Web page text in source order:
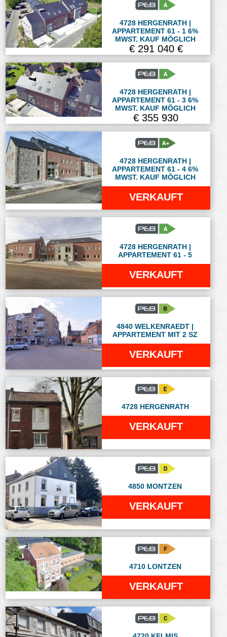
4728 HERGENRATH |
APPARTEMENT 61 - 1 6%
MWST. KAUF MÖGLICH
€ 291 040 €
4728 HERGENRATH |
APPARTEMENT 61 - 3 6%
MWST. KAUF MÖGLICH
€ 355 930
4728 HERGENRATH |
APPARTEMENT 61 - 4 6%
MWST. KAUF MÖGLICH
VERKAUFT
4728 HERGENRATH |
APPARTEMENT 61 - 5
VERKAUFT
4840 WELKENRAEDT |
APPARTEMENT MIT 2 SZ
VERKAUFT
4728 HERGENRATH
VERKAUFT
4850 MONTZEN
VERKAUFT
4710 LONTZEN
VERKAUFT